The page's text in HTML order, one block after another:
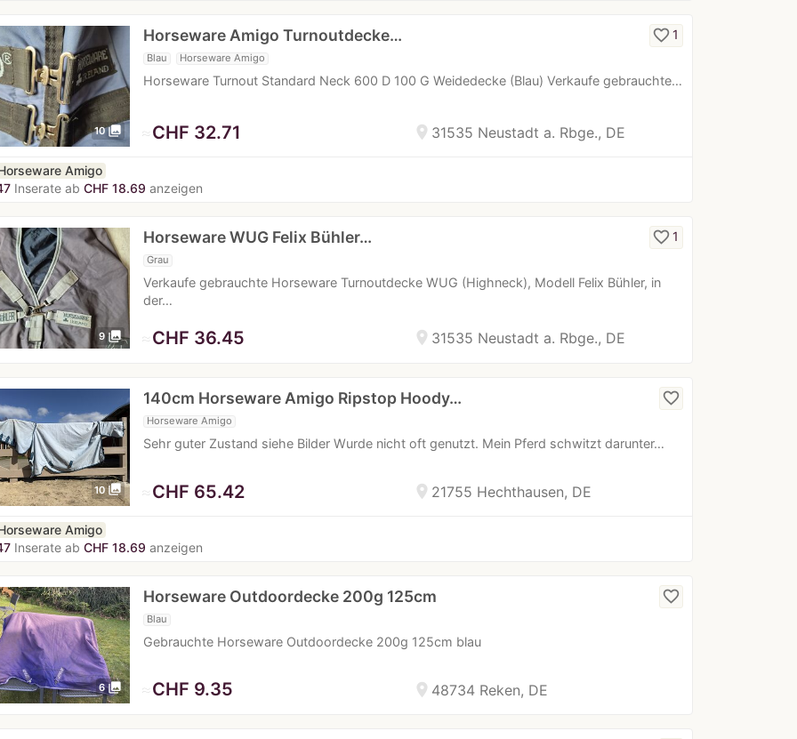
10 photo_library
Horseware Amigo Turnoutdecke…
Blau Horseware Amigo
Horseware Turnout Standard Neck 600 D 100 G Weidedecke (Blau) Verkaufe gebrauchte…
favorite_border1
location_on 31535 Neustadt a. Rbge., DE
≈CHF 32.71
Amigo
Inserate ab CHF 18.69 anzeigen
9 photo_library
Horseware WUG Felix Bühler…
Grau
Verkaufe gebrauchte Horseware Turnoutdecke WUG (Highneck), Modell Felix Bühler, in
der…
favorite_border1
location_on 31535 Neustadt a. Rbge., DE
≈CHF 36.45
10 photo_library
140cm Horseware Amigo Ripstop Hoody…
Horseware Amigo
Sehr guter Zustand siehe Bilder Wurde nicht oft genutzt. Mein Pferd schwitzt darunter…
favorite_border
location_on 21755 Hechthausen, DE
≈CHF 65.42
Amigo
Inserate ab CHF 18.69 anzeigen
6 photo_library
Horseware Outdoordecke 200g 125cm
Blau
Gebrauchte Horseware Outdoordecke 200g 125cm blau
favorite_border
location_on 48734 Reken, DE
≈CHF 9.35